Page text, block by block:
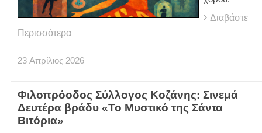
Διαβάστε
Περισσότερα
23 Απρίλιος 2026
Φιλοπρόοδος Σύλλογος Κοζάνης: Σινεμά
Δευτέρα βράδυ «Το Μυστικό της Σάντα
Βιτόρια»